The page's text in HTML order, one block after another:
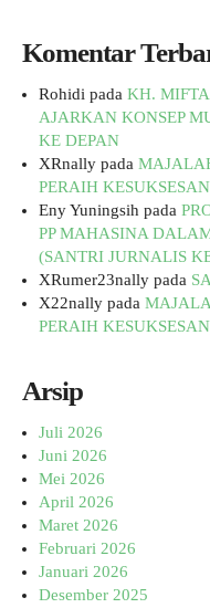
Komentar
Rohidi pada KH.
AJARKAN KONSEP
KE DEPAN
XRnally pada
PERAIH
Eny Yuningsih pada
PP MAHASINA
(SANTRI JURNALIS
XRumer23nally pada
X22nally pada
PERAIH
Arsip
Juli 2026
Juni 2026
Mei 2026
April 2026
Maret 2026
Februari 2026
Januari 2026
Desember 2025